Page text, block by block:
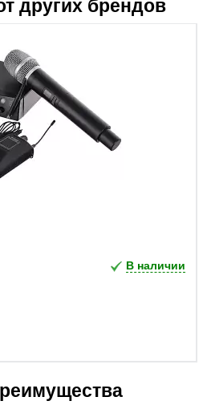
других брендов
В наличии